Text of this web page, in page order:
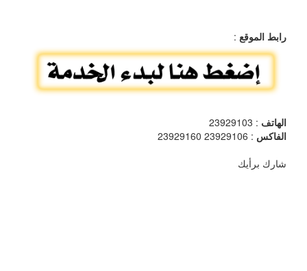
رابط الموقع :
الهاتف : 23929103
الفاكس : 23929106 23929160
شارك برأيك